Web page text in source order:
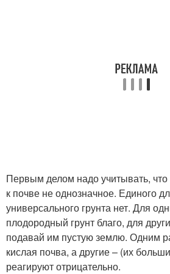
Первым делом надо учитывать,
к почве не однозначное. Единого
универсального грунта нет. Для
плодородный грунт благо, для
подавай им пустую землю. Одним
кислая почва, а другие – (их
реагируют отрицательно.